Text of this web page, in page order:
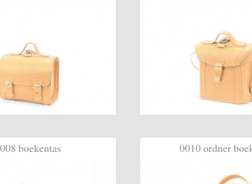
boekentas 0010 ordner